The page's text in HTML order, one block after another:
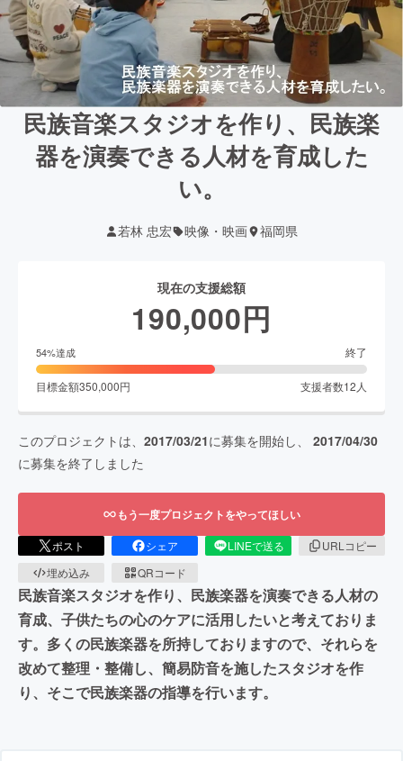
民族音楽スタジオを作り、民族楽
器を演奏できる人材を育成した
い。
若林 忠宏 映像・映画 福岡県
現在の支援総額
190,000円
54%達成 終了
目標金額350,000円 支援者数12 人
このプロジェクトは、 2017/03/21に募集を開始し、 2017/04/30
に募集を終了しました
もう一度プロジェクトをやってほしい
ポスト シェア LINEで送る
URLコピー
埋め込み
QRコード
民族音楽スタジオを作り、民族楽器を演奏できる人材の
育成、子供たちの心のケアに活用したいと考えておりま
す。多くの民族楽器を所持しておりますので、それらを
改めて整理・整備し、簡易防音を施したスタジオを作
り、そこで民族楽器の指導を行います。